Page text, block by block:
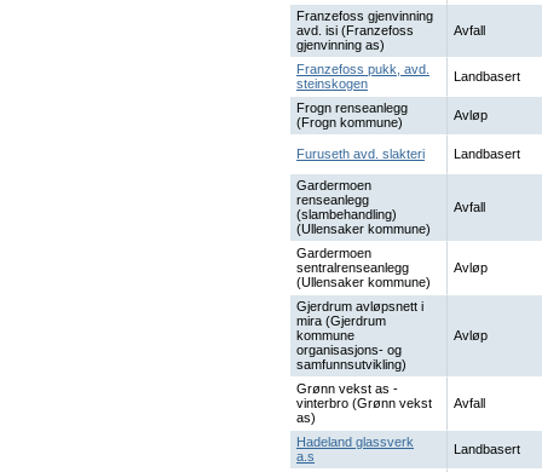
Franzefoss gjenvinning
avd. isi (Franzefoss
gjenvinning as)
Avfall
Franzefoss pukk, avd.
steinskogen
Landbasert
Frogn renseanlegg
(Frogn kommune)
Avløp
Furuseth avd. slakteri Landbasert
Gardermoen
renseanlegg
(slambehandling)
(Ullensaker kommune)
Avfall
Gardermoen
sentralrenseanlegg
(Ullensaker kommune)
Avløp
Gjerdrum avløpsnett i
mira (Gjerdrum
kommune
organisasjons- og
samfunnsutvikling)
Avløp
Grønn vekst as -
vinterbro (Grønn vekst
as)
Avfall
Hadeland glassverk
a.s
Landbasert